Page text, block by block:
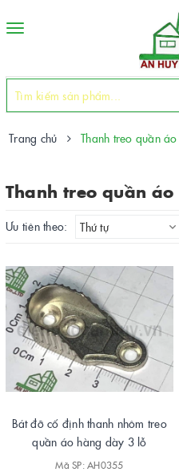
Toggle
Trang chủ Thanh treo quần áo
Thanh treo quần
Ưu tiên theo: Thứ tự
Bát đỡ cố định thanh nhôm treo
quần áo hàng dày 3 lỗ
Mã SP: AH0355